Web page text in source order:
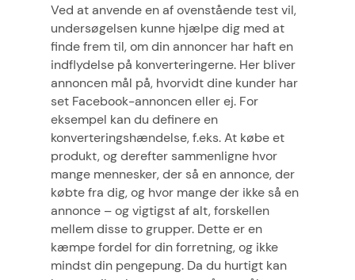
Ved at anvende en af ovenstående test vil,
undersøgelsen kunne hjælpe dig med at
finde frem til, om din annoncer har haft en
indflydelse på konverteringerne. Her bliver
annoncen mål på, hvorvidt dine kunder har
set Facebook-annoncen eller ej. For
eksempel kan du definere en
konverteringshændelse, f.eks. At købe et
produkt, og derefter sammenligne hvor
mange mennesker, der så en annonce, der
købte fra dig, og hvor mange der ikke så en
annonce – og vigtigst af alt, forskellen
mellem disse to grupper. Dette er en
kæmpe fordel for din forretning, og ikke
mindst din pengepung. Da du hurtigt kan